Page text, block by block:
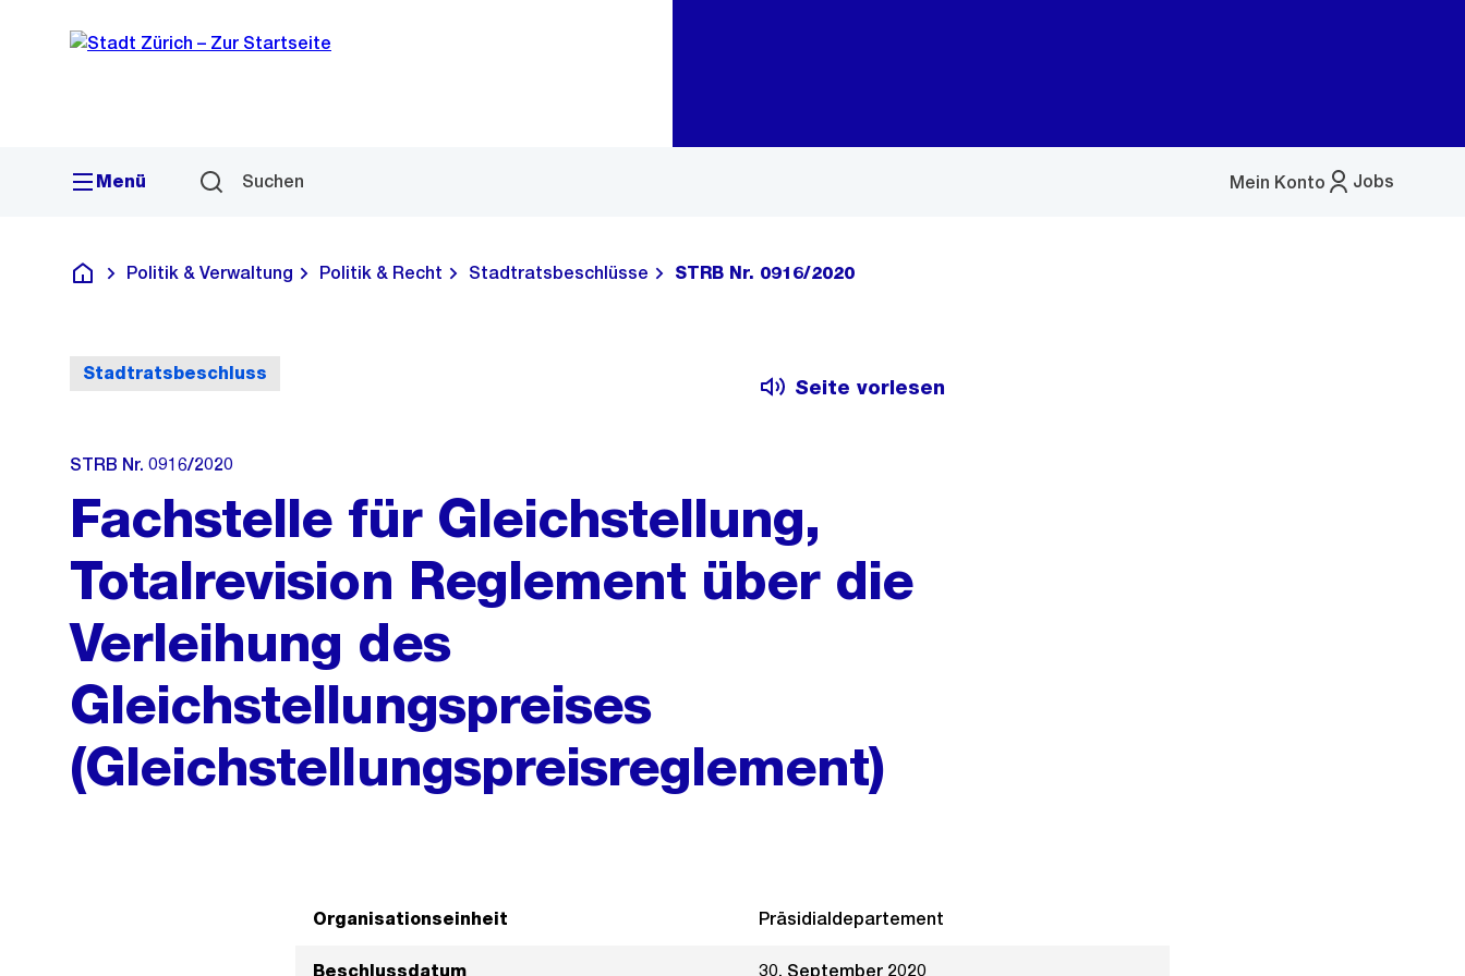
Navigation
Sprunglink
Menü Suchen Jobs
Mein Konto
Menü
Deutsch
Politik & Verwaltung Politik & Recht Stadtratsbeschlüsse STRB Nr. 0916/2020
Stadtratsbeschluss
Seite vorlesen
STRB Nr. 0916/2020
Fachstelle für Gleichstellung,
Totalrevision Reglement über die
Verleihung des
Gleichstellungspreises
(Gleichstellungspreisreglement)
Organisationseinheit Präsidialdepartement
Beschlussdatum 30. September 2020